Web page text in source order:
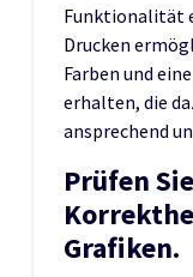
Funktionalität
Drucken
Farben und
erhalten, die
ansprechend
Prüfen
Grafiken.